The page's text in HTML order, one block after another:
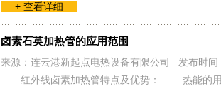
+ 查看详细
卤素石英加热管的应用范围
来源：连云港新起点电热设备有限公司 发布时间
红外线卤素加热管特点及优势： 热能的用